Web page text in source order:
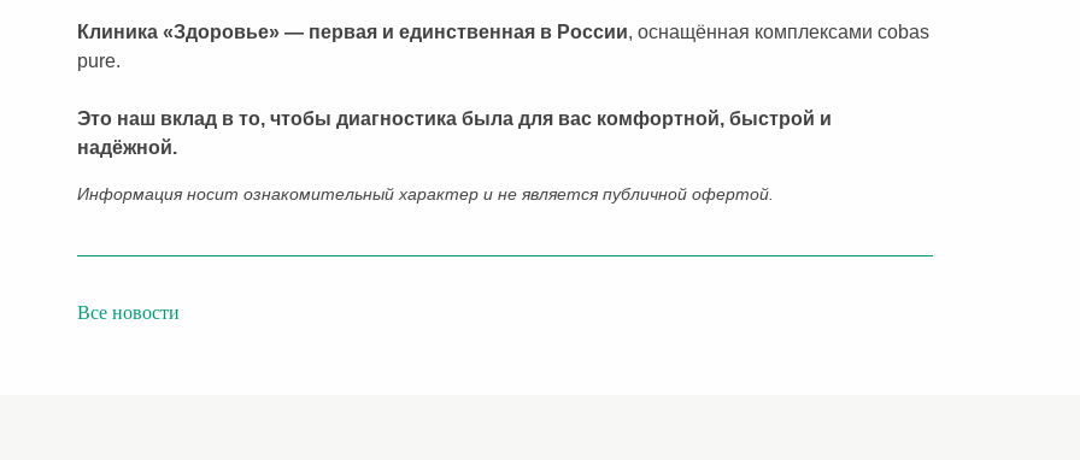
Клиника «Здоровье» — первая и единственная в России, оснащённая комплексами cobas
pure.
Это наш вклад в то, чтобы диагностика была для вас комфортной, быстрой и
надёжной.
Информация носит ознакомительный характер и не является публичной офертой.
Bсе новости